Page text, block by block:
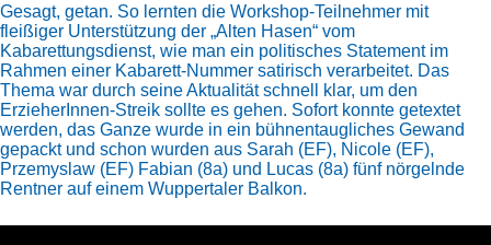
Gesagt, getan. So lernten die Workshop-Teilnehmer mit
fleißiger Unterstützung der „Alten Hasen“ vom
Kabarettungsdienst, wie man ein politisches Statement im
Rahmen einer Kabarett-Nummer satirisch verarbeitet. Das
Thema war durch seine Aktualität schnell klar, um den
ErzieherInnen-Streik sollte es gehen. Sofort konnte getextet
werden, das Ganze wurde in ein bühnentaugliches Gewand
gepackt und schon wurden aus Sarah (EF), Nicole (EF),
Przemyslaw (EF) Fabian (8a) und Lucas (8a) fünf nörgelnde
Rentner auf einem Wuppertaler Balkon.